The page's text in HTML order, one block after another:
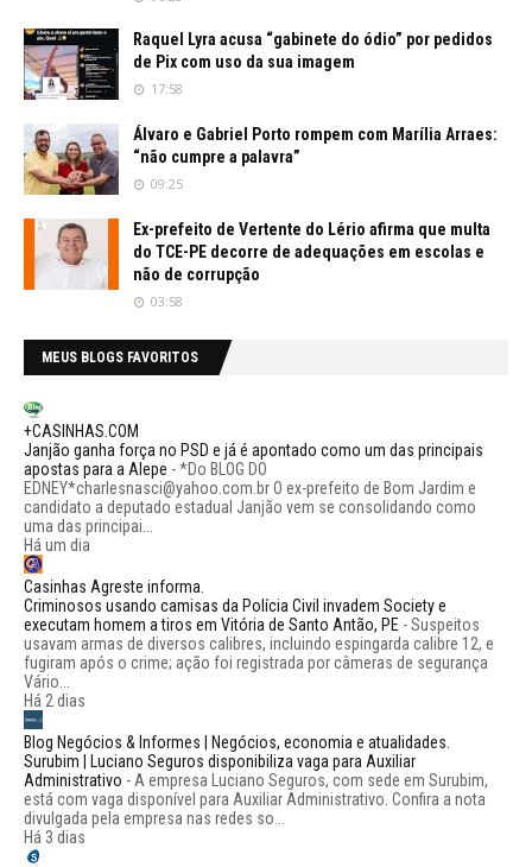
Raquel Lyra acusa “gabinete do ódio” por pedidos
de Pix com uso da sua imagem
17:58
Álvaro e Gabriel Porto rompem com Marília Arraes:
“não cumpre a palavra”
09:25
Ex-prefeito de Vertente do Lério afirma que multa
do TCE-PE decorre de adequações em escolas e
não de corrupção
03:58
MEUS BLOGS FAVORITOS
+CASINHAS.COM
Janjão ganha força no PSD e já é apontado como um das principais
apostas para a Alepe -*Do BLOG DO
EDNEY*charlesnasci@yahoo.com.br O ex-prefeito de Bom Jardim e
candidato a deputado estadual Janjão vem se consolidando como
uma das principai...
Há um dia
Casinhas Agreste informa.
Criminosos usando camisas da Polícia Civil invadem Society e
executam homem a tiros em Vitória de Santo Antão, PE -Suspeitos
usavam armas de diversos calibres, incluindo espingarda calibre 12, e
fugiram após o crime; ação foi registrada por câmeras de segurança
Vário...
Há 2 dias
Blog Negócios & Informes | Negócios, economia e atualidades.
Surubim | Luciano Seguros disponibiliza vaga para Auxiliar
Administrativo - A empresa Luciano Seguros, com sede em Surubim,
está com vaga disponível para Auxiliar Administrativo. Confira a nota
divulgada pela empresa nas redes so...
Há 3 dias